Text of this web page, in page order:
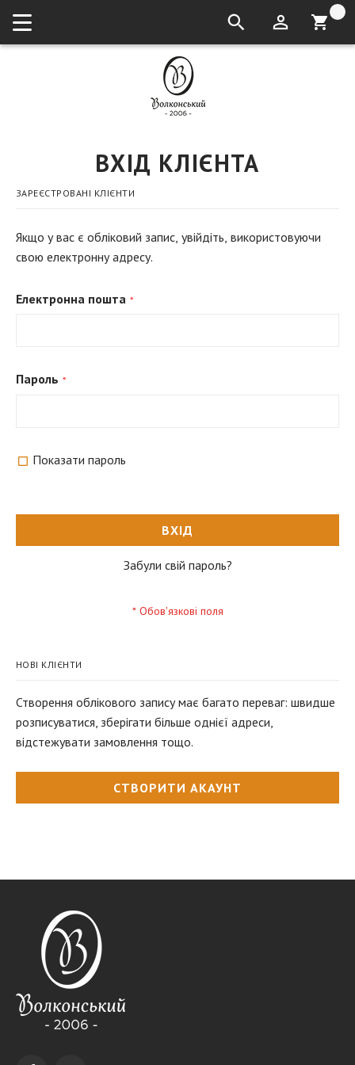
кошик:
ВХІД КЛІЄНТА
ЗАРЕЄСТРОВАНІ КЛІЄНТИ
Якщо у вас є обліковий запис, увійдіть, використовуючи
свою електронну адресу.
Електронна пошта
Пароль
Показати пароль
ВХІД
Забули свій пароль?
НОВІ КЛІЄНТИ
Створення облікового запису має багато переваг: швидше
розписуватися, зберігати більше однієї адреси,
відстежувати замовлення тощо.
СТВОРИТИ АКАУНТ